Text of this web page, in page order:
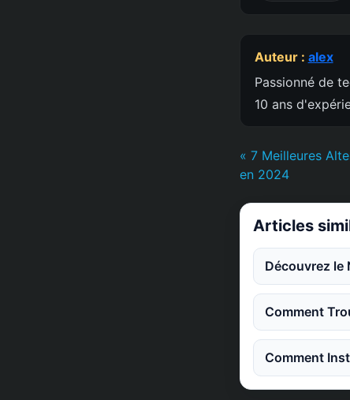
Auteur : alex
Passionné de
10 ans
« 7 Meilleures
en 2024
Articles
Découvrez le
Comment
Comment